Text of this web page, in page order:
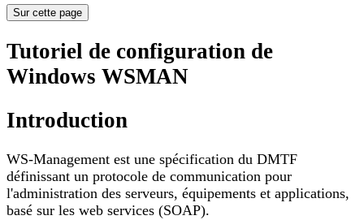
Sur cette page
Tutoriel de configuration de
Windows WSMAN
Introduction
WS-Management est une spécification du DMTF
définissant un protocole de communication pour
l'administration des serveurs, équipements et applications,
basé sur les web services (SOAP).